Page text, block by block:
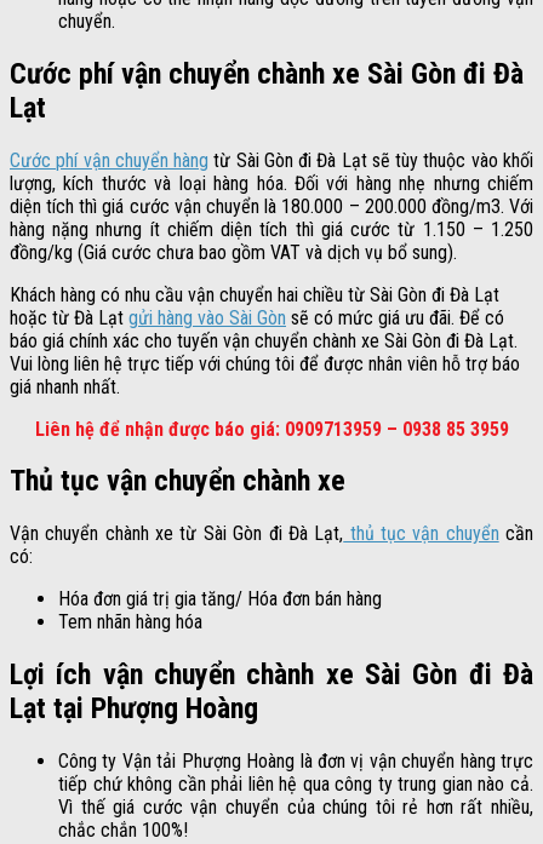
chuyển.
Cước phí vận chuyển chành xe Sài Gòn đi Đà
Lạt
Cước phí vận chuyển hàng từ Sài Gòn đi Đà Lạt sẽ tùy thuộc vào khối
lượng, kích thước và loại hàng hóa. Đối với hàng nhẹ nhưng chiếm
diện tích thì giá cước vận chuyển là 180.000 – 200.000 đồng/m3. Với
hàng nặng nhưng ít chiếm diện tích thì giá cước từ 1.150 – 1.250
đồng/kg (Giá cước chưa bao gồm VAT và dịch vụ bổ sung).
Khách hàng có nhu cầu vận chuyển hai chiều từ Sài Gòn đi Đà Lạt
hoặc từ Đà Lạt gửi hàng vào Sài Gòn sẽ có mức giá ưu đãi. Để có
báo giá chính xác cho tuyến vận chuyển chành xe Sài Gòn đi Đà Lạt.
Vui lòng liên hệ trực tiếp với chúng tôi để được nhân viên hỗ trợ báo
giá nhanh nhất.
Liên hệ để nhận được báo giá: 0909713959 – 0938 85 3959
Thủ tục vận chuyển chành xe
Vận chuyển chành xe từ Sài Gòn đi Đà Lạt, thủ tục vận chuyển cần
có:
Hóa đơn giá trị gia tăng/ Hóa đơn bán hàng
Tem nhãn hàng hóa
Lợi ích vận chuyển chành xe Sài Gòn đi Đà
Lạt tại Phượng Hoàng
Công ty Vận tải Phượng Hoàng là đơn vị vận chuyển hàng trực
tiếp chứ không cần phải liên hệ qua công ty trung gian nào cả.
Vì thế giá cước vận chuyển của chúng tôi rẻ hơn rất nhiều,
chắc chắn 100%!